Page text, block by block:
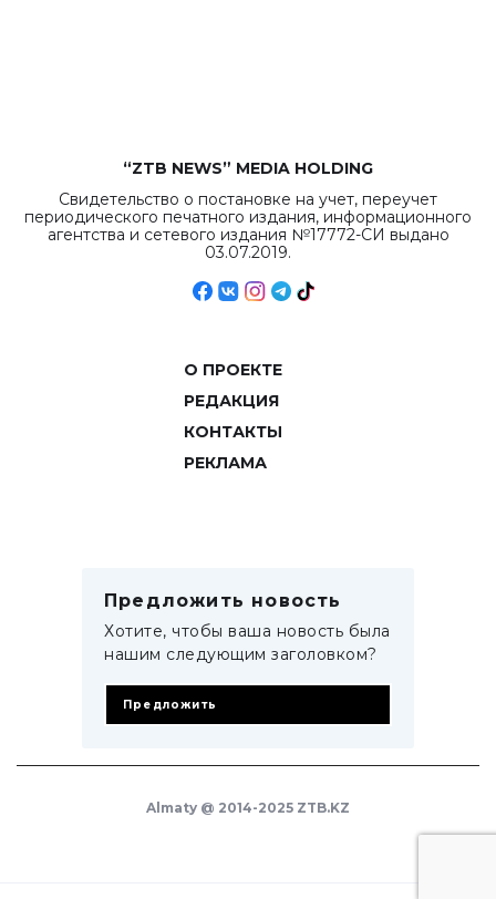
“ZTB NEWS” MEDIA HOLDING
Свидетельство о постановке на учет, переучет
периодического печатного издания, информационного
агентства и сетевого издания №17772-СИ выдано
03.07.2019.
О ПРОЕКТЕ
РЕДАКЦИЯ
КОНТАКТЫ
РЕКЛАМА
Предложить новость
Хотите, чтобы ваша новость была
нашим следующим заголовком?
Предложить
Almaty @ 2014-2025 ZTB.KZ